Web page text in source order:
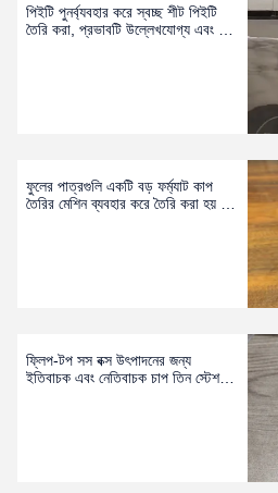
পিইটি পুনর্ব্যবহার করে স্বচ্ছ শীট পিইটি
তৈরি করা, প্রভাবটি উল্লেখযোগ্য এবং এটি
ফুলের পাত্রগুলি একটি বড় ফর্ম্যাট কাপ
তৈরির মেশিন ব্যবহার করে তৈরি করা হয় -
ফ্লিপ-টপ সস বক্স উৎপাদনের জন্য
ইতিবাচক এবং নেতিবাচক চাপ তিন স্টেশন